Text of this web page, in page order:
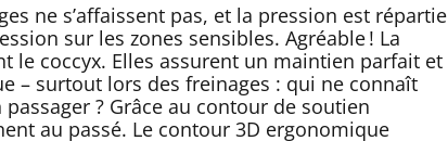
ne s’affaissent pas, et la pression est répartie
sur les zones sensibles. Agréable ! La
le coccyx. Elles assurent un maintien parfait et
– surtout lors des freinages : qui ne connaît
? Grâce au contour de soutien
au passé. Le contour 3D ergonomique